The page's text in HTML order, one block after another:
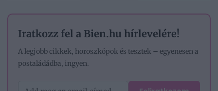
Iratkozz fel a Bien.hu hírlevelére!
A legjobb cikkek, horoszkópok és tesztek – egyenesen a
postaládádba, ingyen.